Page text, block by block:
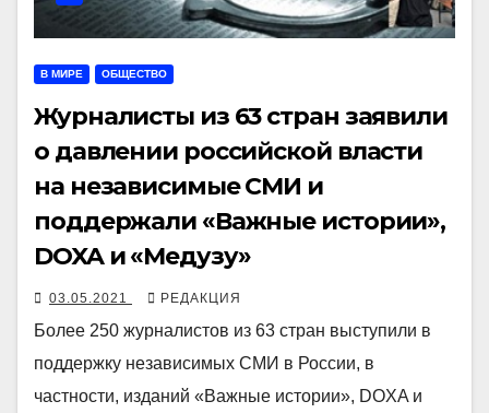
В МИРЕ ОБЩЕСТВО
Журналисты из 63 стран заявили
о давлении российской власти
на независимые СМИ и
поддержали «Важные истории»,
DOXA и «Медузу»
03.05.2021 РЕДАКЦИЯ
Более 250 журналистов из 63 стран выступили в
поддержку независимых СМИ в России, в
частности, изданий «Важные истории», DOXA и